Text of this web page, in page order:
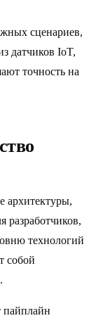
сценариев,
датчиков IoT,
точность на
разработчиков,
технологий
собой
пайплайн